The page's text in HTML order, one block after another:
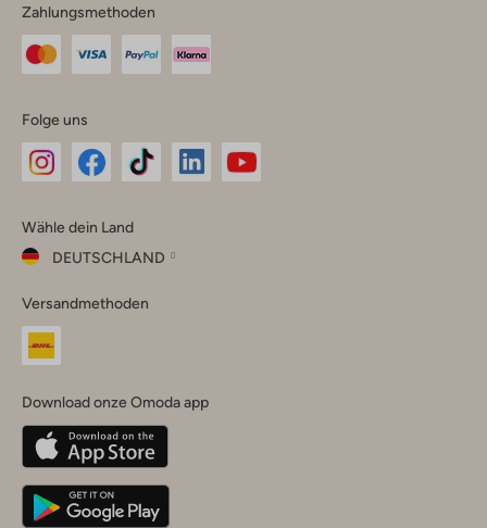
Zahlungsmethoden
Folge uns
Instagram
Facebook
TikTok
Wähle dein Land
DEUTSCHLAND
dein
Land
Belgique(Français)
Deutschland
Versandmethoden
Download onze Omoda app